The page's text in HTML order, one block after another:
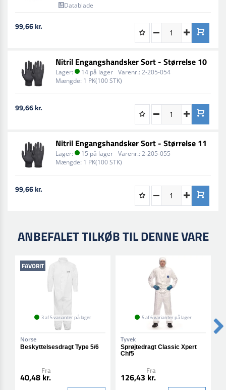
Datablade
99,66 kr.
Nitril Engangshandsker Sort - Størrelse 10
Lager: 14 på lager Varenr.: 2-205-054
Mængde: 1 PK(100 STK)
99,66 kr.
Nitril Engangshandsker Sort - Størrelse 11
Lager: 15 på lager Varenr.: 2-205-055
Mængde: 1 PK(100 STK)
99,66 kr.
ANBEFALET TILKØB TIL DENNE VARE
FAVORIT
3 af 5 varianter på lager
Norse
Beskyttelsesdragt Type 5/6
Fra
40,48 kr.
5 af 6 varianter på lager
Tyvek
Sprøjtedragt Classic Xpert
Chf5
Fra
126,43 kr.